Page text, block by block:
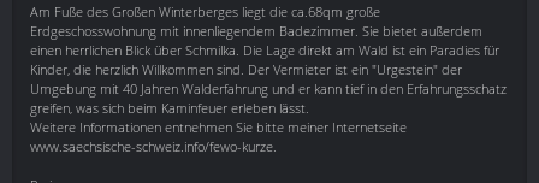
Am Fuße des Großen Winterberges liegt die ca.68qm große
Erdgeschosswohnung mit innenliegendem Badezimmer. Sie bietet außerdem
einen herrlichen Blick über Schmilka. Die Lage direkt am Wald ist ein Paradies für
Kinder, die herzlich Willkommen sind. Der Vermieter ist ein "Urgestein" der
Umgebung mit 40 Jahren Walderfahrung und er kann tief in den Erfahrungsschatz
greifen, was sich beim Kaminfeuer erleben lässt.
Weitere Informationen entnehmen Sie bitte meiner Internetseite
www.saechsische-schweiz.info/fewo-kurze.